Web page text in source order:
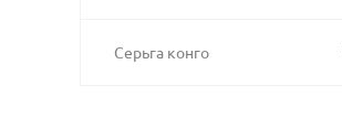
Серьга конго